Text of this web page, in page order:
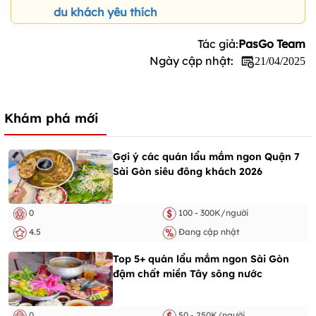
du khách yêu thích
Tác giả:PasGo Team
Ngày cập nhật:
21/04/2025
Khám phá mới
Gợi ý các quán lẩu mắm ngon Quận 7
Sài Gòn siêu đông khách 2026
0
100 - 300K/người
4.5
Đang cập nhật
Top 5+ quán lẩu mắm ngon Sài Gòn
đậm chất miền Tây sông nước